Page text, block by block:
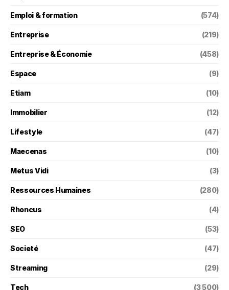
Emploi & formation (574)
Entreprise (219)
Entreprise & Économie (458)
Espace (9)
Etiam (10)
Immobilier (12)
Lifestyle (47)
Maecenas (10)
Metus Vidi (3)
Ressources Humaines (280)
Rhoncus (4)
SEO (53)
Societé (47)
Streaming (29)
Tech (3 500)